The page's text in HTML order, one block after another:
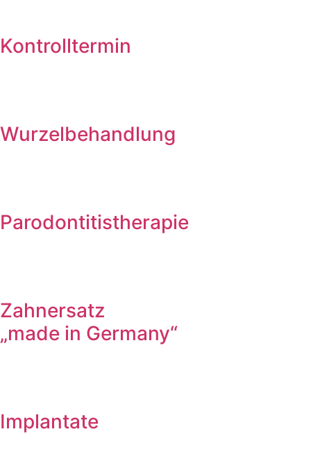
Kontrolltermin
Wurzelbehandlung
Parodontitistherapie
Zahnersatz
„made in Germany“
Implantate